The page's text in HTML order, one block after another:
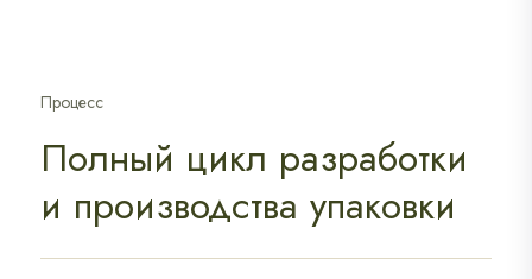
Диск-топ
Мерные колпачки
Процесс
Полный цикл разработки
и производства упаковки